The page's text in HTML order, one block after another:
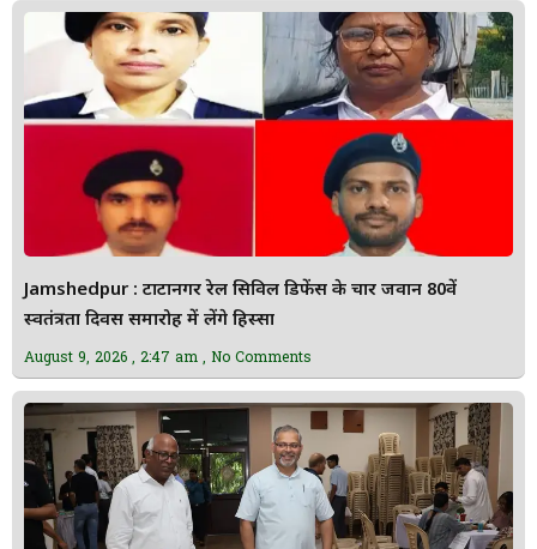
Jamshedpur : टाटानगर रेल सिविल डिफेंस के चार जवान 80वें
स्वतंत्रता दिवस समारोह में लेंगे हिस्सा
August 9, 2026 2:47 am No Comments